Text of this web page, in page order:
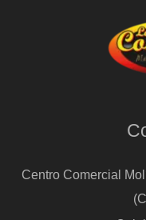
Centro Comercial